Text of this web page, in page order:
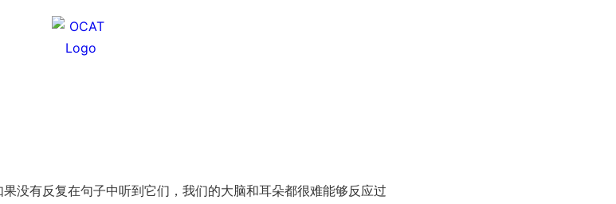
没有反复在句子中听到它们，我们的大脑和耳朵都很难能够反应过